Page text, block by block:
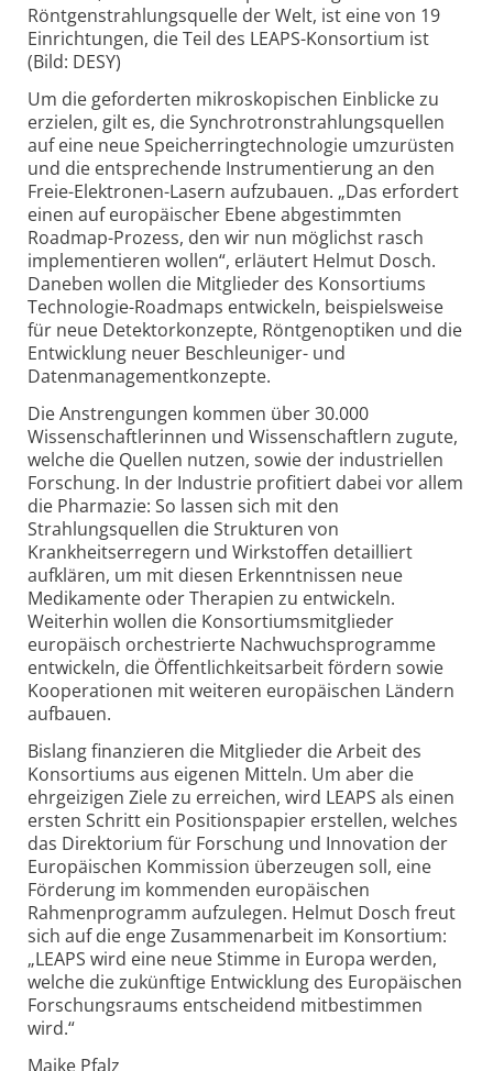
Röntgenstrahlungsquelle der Welt, ist eine von 19
Einrichtungen, die Teil des LEAPS-Konsortium ist
(Bild: DESY)
Um die geforderten mikroskopischen Einblicke zu
erzielen, gilt es, die Synchrotronstrahlungsquellen
auf eine neue Speicherringtechnologie umzurüsten
und die entsprechende Instrumentierung an den
Freie-Elektronen-Lasern aufzubauen. „Das erfordert
einen auf europäischer Ebene abgestimmten
Roadmap-Prozess, den wir nun möglichst rasch
implementieren wollen“, erläutert Helmut Dosch.
Daneben wollen die Mitglieder des Konsortiums
Technologie-Roadmaps entwickeln, beispielsweise
für neue Detektorkonzepte, Röntgenoptiken und die
Entwicklung neuer Beschleuniger- und
Datenmanagementkonzepte.
Die Anstrengungen kommen über 30.000
Wissenschaftlerinnen und Wissenschaftlern zugute,
welche die Quellen nutzen, sowie der industriellen
Forschung. In der Industrie profitiert dabei vor allem
die Pharmazie: So lassen sich mit den
Strahlungsquellen die Strukturen von
Krankheitserregern und Wirkstoffen detailliert
aufklären, um mit diesen Erkenntnissen neue
Medikamente oder Therapien zu entwickeln.
Weiterhin wollen die Konsortiumsmitglieder
europäisch orchestrierte Nachwuchsprogramme
entwickeln, die Öffentlichkeitsarbeit fördern sowie
Kooperationen mit weiteren europäischen Ländern
aufbauen.
Bislang finanzieren die Mitglieder die Arbeit des
Konsortiums aus eigenen Mitteln. Um aber die
ehrgeizigen Ziele zu erreichen, wird LEAPS als einen
ersten Schritt ein Positionspapier erstellen, welches
das Direktorium für Forschung und Innovation der
Europäischen Kommission überzeugen soll, eine
Förderung im kommenden europäischen
Rahmenprogramm aufzulegen. Helmut Dosch freut
sich auf die enge Zusammenarbeit im Konsortium:
„LEAPS wird eine neue Stimme in Europa werden,
welche die zukünftige Entwicklung des Europäischen
Forschungsraums entscheidend mitbestimmen
wird.“
Maike Pfalz